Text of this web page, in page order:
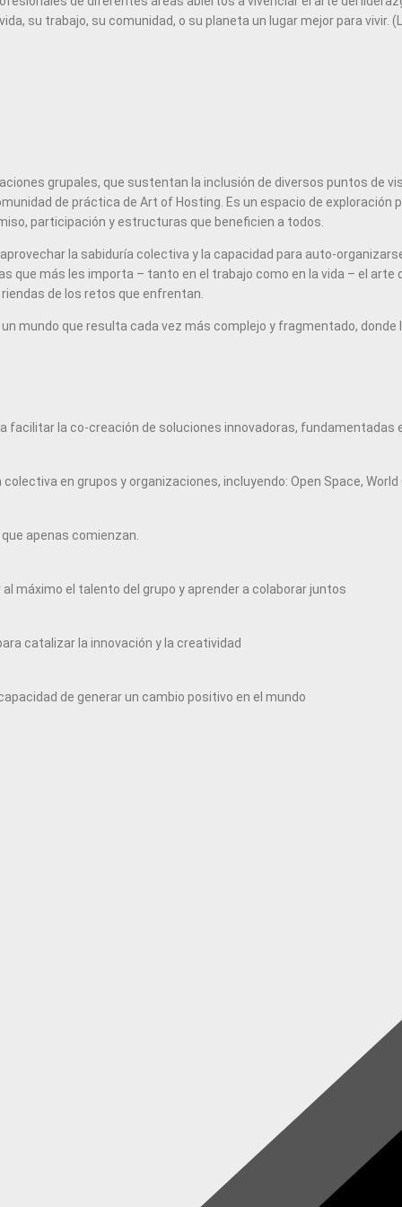
su trabajo, su comunidad, o su planeta un lugar mejor para vivir.
grupales, que sustentan la inclusión de diversos puntos de
de práctica de Art of Hosting. Es un espacio de
participación y estructuras que beneficien a todos.
la sabiduría colectiva y la capacidad para auto-
que más les importa – tanto en el trabajo como en la vida – el
de los retos que enfrentan.
mundo que resulta cada vez más complejo y fragmentado,
la co-creación de soluciones innovadoras,
en grupos y organizaciones, incluyendo: Open Space, World
apenas comienzan.
máximo el talento del grupo y aprender a colaborar juntos
catalizar la innovación y la creatividad
de generar un cambio positivo en el mundo